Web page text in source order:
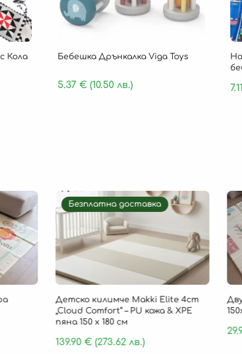
Кола
Бебешка Дрънкалка Viga Toys
5.37 €(10.50 лв.)
Безплатна доставка
Детско килимче Makki Elite 4cm
„Cloud Comfort“ – PU кожа & XPE
пяна 150 х 180 см
139.90€(273.62 лв.)